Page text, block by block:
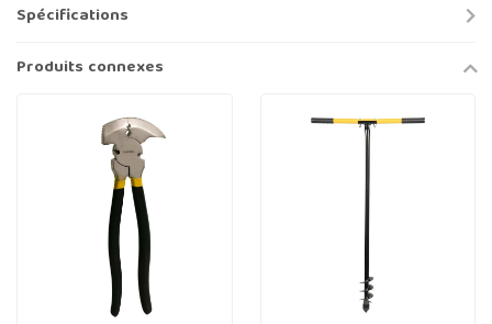
Spécifications
Produits connexes